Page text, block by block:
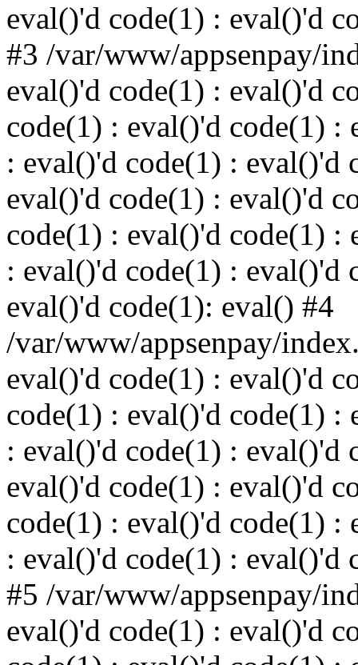
eval()'d code(1) : eval()'d
#3 /var/www/appsenpay/
eval()'d code(1) : eval()'d
code(1) : eval()'d code(1) :
: eval()'d code(1) : eval()'d
eval()'d code(1) : eval()'d
code(1) : eval()'d code(1) :
: eval()'d code(1) : eval()'d
eval()'d code(1): eval() #4
/var/www/appsenpay/
eval()'d code(1) : eval()'d
code(1) : eval()'d code(1) :
: eval()'d code(1) : eval()'d
eval()'d code(1) : eval()'d
code(1) : eval()'d code(1) :
: eval()'d code(1) : eval()'d
#5 /var/www/appsenpay/
eval()'d code(1) : eval()'d